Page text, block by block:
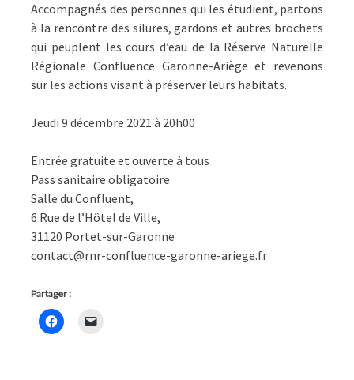
Accompagnés des personnes qui les étudient, partons
à la rencontre des silures, gardons et autres brochets
qui peuplent les cours d’eau de la Réserve Naturelle
Régionale Confluence Garonne-Ariège et revenons
sur les actions visant à préserver leurs habitats.
Jeudi 9 décembre 2021 à 20h00
Entrée gratuite et ouverte à tous
Pass sanitaire obligatoire
Salle du Confluent,
6 Rue de l’Hôtel de Ville,
31120 Portet-sur-Garonne
contact@rnr-confluence-garonne-ariege.fr
Partager :